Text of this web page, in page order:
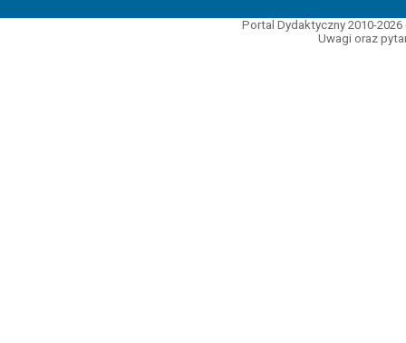
Portal Dydaktyczny 2010-
Uwagi oraz